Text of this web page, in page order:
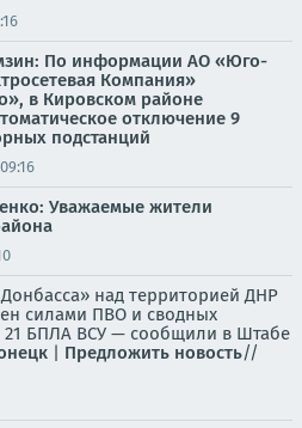
По информации АО «Юго-
Компания»
в Кировском районе
отключение 9
подстанций
09:16
Уважаемые жители
над территорией ДНР
силами ПВО и сводных
21 БПЛА ВСУ — сообщили в Штабе
| Предложить новость//